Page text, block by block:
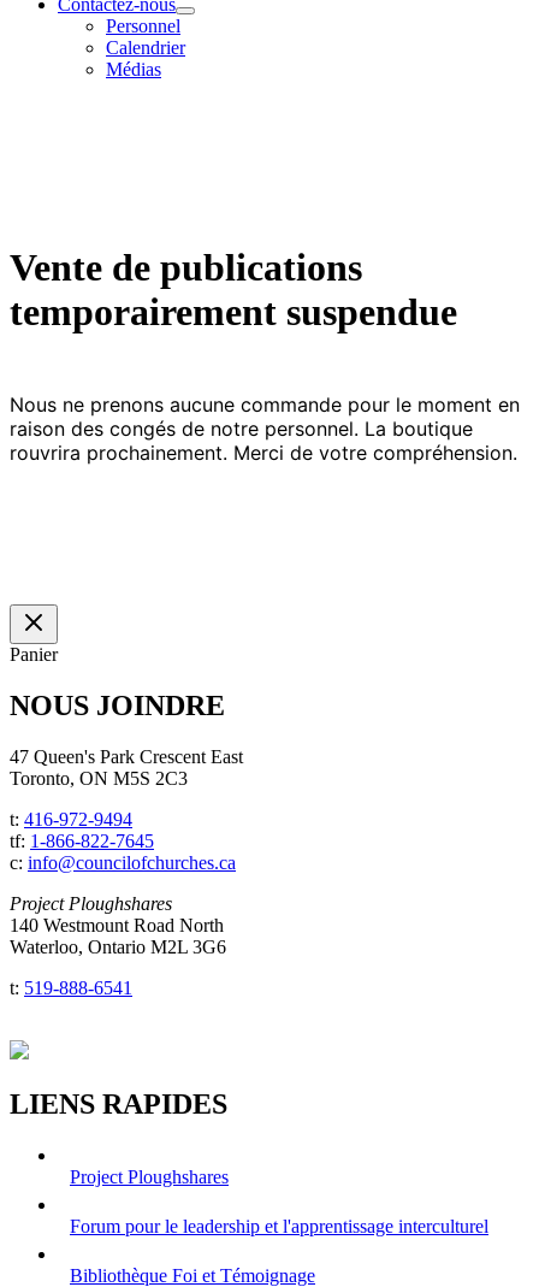
Contactez-nous
Personnel
Calendrier
Médias
Vente de publications
temporairement suspendue
Nous ne prenons aucune commande pour le moment en
raison des congés de notre personnel. La boutique
rouvrira prochainement. Merci de votre compréhension.
Panier
NOUS JOINDRE
47 Queen's Park Crescent East
Toronto, ON M5S 2C3
t: 416-972-9494
tf: 1-866-822-7645
c: info@councilofchurches.ca
Project Ploughshares
140 Westmount Road North
Waterloo, Ontario M2L 3G6
t: 519-888-6541
LIENS RAPIDES
Project Ploughshares
Forum pour le leadership et l'apprentissage interculturel
Bibliothèque Foi et Témoignage